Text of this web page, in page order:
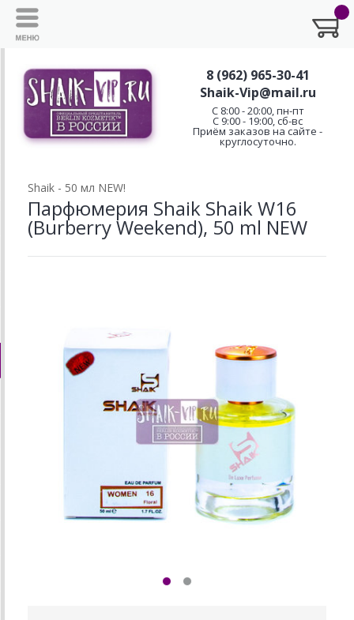
8 (962) 965-30-41
Shaik-Vip@mail.ru
C 8:00 - 20:00, пн-пт
С 9:00 - 19:00, сб-вс
Приём заказов на сайте -
круглосуточно.
Shaik - 50 мл NEW!
Парфюмерия Shaik Shaik W16
(Burberry Weekend), 50 ml NEW